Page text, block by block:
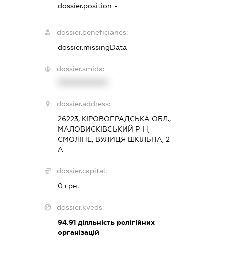
dossier.position -
dossier.beneficiaries:
dossier.missingData
dossier.smida:
dossier.address:
26223, КІРОВОГРАДСЬКА ОБЛ.,
МАЛОВИСКІВСЬКИЙ Р-Н,
СМОЛІНЕ, ВУЛИЦЯ ШКІЛЬНА, 2 -
А
dossier.capital:
0 грн.
dossier.kveds:
94.91діяльність релігійних
організацій